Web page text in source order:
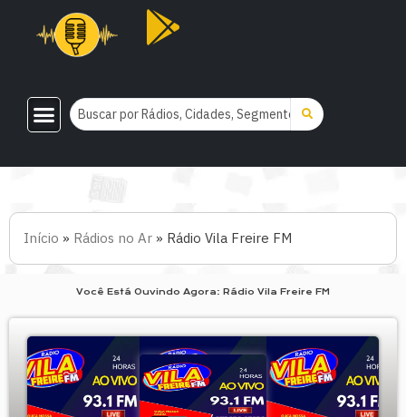
Início » Rádios no Ar » Rádio Vila Freire FM
Você Está Ouvindo Agora: Rádio Vila Freire FM